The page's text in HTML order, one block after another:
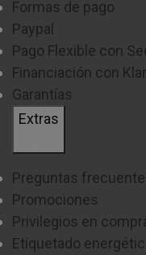
Formas de pago
Paypal
Pago Flexible con
Financiación con
Garantías
Extras
Preguntas
Promociones
Privilegios en
Etiquetado